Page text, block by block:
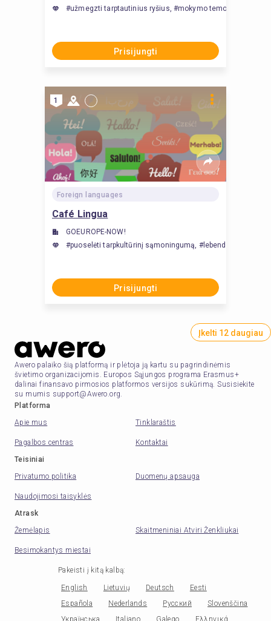
#užmegzti tarptautinius ryšius, #mokymo temos
Prisijungti
1
Foreign languages
Café Lingua
GOEUROPE-NOW!
#puoselėti tarpkultūrinį sąmoningumą, #lebende
Prisijungti
Įkelti 12 daugiau
Awero palaiko šią platformą ir plėtoja ją kartu su pagrindinėmis
švietimo organizacijomis. Europos Sąjungos programa Erasmus+
dalinai finansavo pirmosios platformos versijos sukūrimą. Susisiekite
su mumis support@Awero.org.
Platforma
Apie mus
Tinklaraštis
Pagalbos centras
Kontaktai
Teisiniai
Privatumo politika
Duomenų apsauga
Naudojimosi taisyklės
Atrask
Žemėlapis
Skaitmeniniai Atviri Ženkliukai
Besimokantys miestai
Pakeisti į kitą kalbą:
English Lietuvių Deutsch
Eesti
Española
Nederlands Русский
Slovenščina
Українська
Italiano Galego Ελληνικά